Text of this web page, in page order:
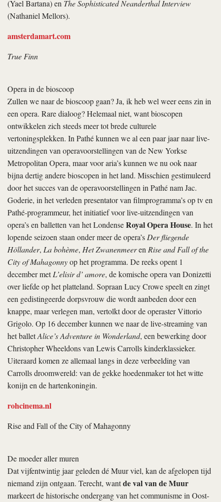
(Yael Bartana) en The Sophisticated Neanderthal Interview
(Nathaniel Mellors).
amsterdamart.com
True Finn
Opera in de bioscoop
Zullen we naar de bioscoop gaan? Ja, ik heb wel weer eens zin in
een opera. Rare dialoog? Helemaal niet, want bioscopen
ontwikkelen zich steeds meer tot brede culturele
vertoningsplekken. In Pathé kunnen we al een paar jaar naar live-
uitzendingen van operavoorstellingen van de New Yorkse
Metropolitan Opera, maar voor aria’s kunnen we nu ook naar
bijna dertig andere bioscopen in het land. Misschien gestimuleerd
door het succes van de operavoorstellingen in Pathé nam Jac.
Goderie, in het verleden presentator van filmprogramma’s op tv en
Pathé-programmeur, het initiatief voor live-uitzendingen van
opera’s en balletten van het LondenseRoyal Opera House. In het
lopende seizoen staan onder meer de opera’sDer fliegende
Höllander, La bohème, Het ZwanenmeerenRise and Fall of the
City of Mahagonnyop het programma. De reeks opent 1
december metL’elisir d’ amore, de komische opera van Donizetti
over liefde op het platteland. Sopraan Lucy Crowe speelt en zingt
een gedistingeerde dorpsvrouw die wordt aanbeden door een
knappe, maar verlegen man, vertolkt door de operaster Vittorio
Grigolo. Op 16 december kunnen we naar de live-streaming van
het balletAlice’s Adventure in Wonderland, een bewerking door
Christopher Wheeldons van Lewis Carrolls kinderklassieker.
Uiteraard komen ze allemaal langs in deze verbeelding van
Carrolls droomwereld: van de gekke hoedenmaker tot het witte
konijn en de hartenkoningin.
rohcinema.nl
Rise and Fall of the City of Mahagonny
De moeder aller muren
Dat vijfentwintig jaar geleden dé Muur viel, kan de afgelopen tijd
niemand zijn ontgaan. Terecht, wantde val van de Muur
markeert de historische ondergang van het communisme in Oost-